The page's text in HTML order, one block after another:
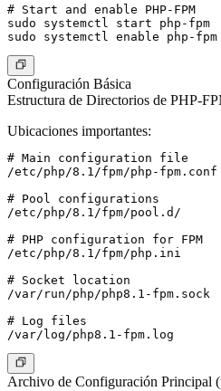
# Start and enable PHP-FPM
sudo systemctl start php-fpm
Configuración Básica
Estructura de Directorios de PHP-
Ubicaciones importantes:
# Main configuration file
/etc/php/8.1/fpm/php-fpm.conf
# Pool configurations
/etc/php/8.1/fpm/pool.d/
# PHP configuration for FPM
/etc/php/8.1/fpm/php.ini
# Socket location
/var/run/php/php8.1-fpm.sock
# Log files
Archivo de Configuración Principal